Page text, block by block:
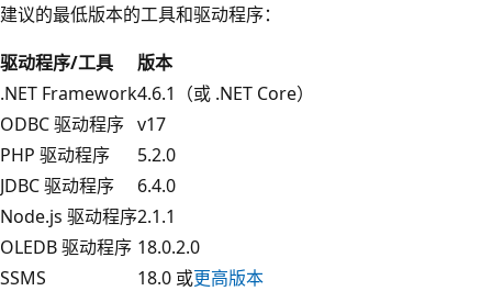
建议的最低版本的工具和驱动程序：
驱动程序/工具
版本
.NET Framework4.6.1（或 .NET Core）
ODBC 驱动程序 v17
PHP 驱动程序
5.2.0
JDBC 驱动程序
6.4.0
Node.js 驱动程序2.1.1
OLEDB 驱动程序 18.0.2.0
SSMS
18.0 或更高版本